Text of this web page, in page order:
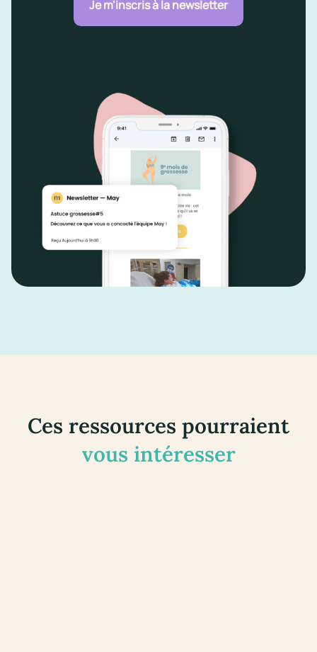
Je m'inscris à la newsletter
Ces ressources pourraient
vous intéresser